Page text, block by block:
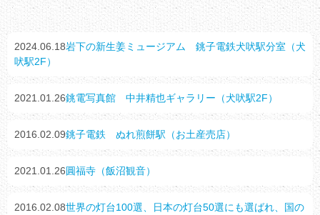
2024.06.18岩下の新生姜ミュージアム 銚子電鉄犬吠駅分室（犬
吠駅2F）
2021.01.26銚電写真館 中井精也ギャラリー（犬吠駅2F）
2016.02.09銚子電鉄 ぬれ煎餅駅（お土産売店）
2021.01.26圓福寺（飯沼観音）
2016.02.08世界の灯台100選、日本の灯台50選にも選ばれ、国の